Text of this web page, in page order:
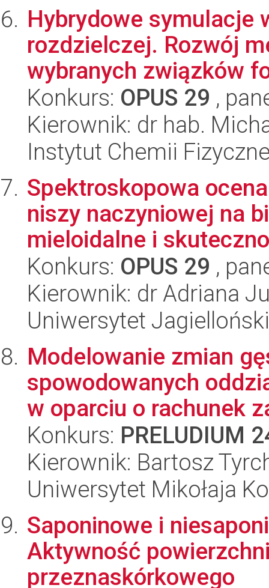
Hybrydowe symulacje
rozdzielczej. Rozwój
wybranych związków
Konkurs: OPUS 29 ,
Kierownik: dr hab.
Instytut Chemii
Spektroskopowa
niszy naczyniowej na
mieloidalne i
Konkurs: OPUS 29 ,
Kierownik: dr Adriana
Uniwersytet Jagielloński
Modelowanie zmian
spowodowanych
w oparciu o rachunek
Konkurs: PRELUDIUM
Kierownik: Bartosz
Uniwersytet Mikołaja
Saponinowe i
Aktywność
przeznaskórkowego